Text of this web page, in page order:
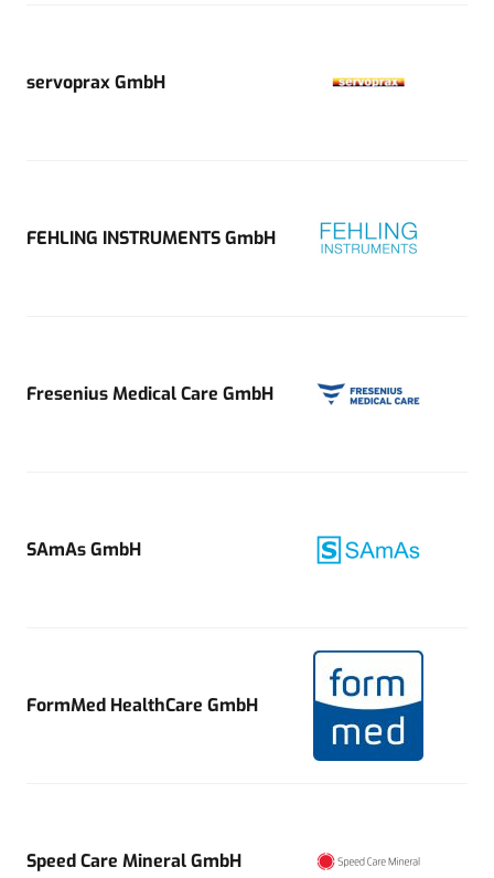
servoprax GmbH
FEHLING INSTRUMENTS GmbH
Fresenius Medical Care GmbH
SAmAs GmbH
FormMed HealthCare GmbH
Speed Care Mineral GmbH